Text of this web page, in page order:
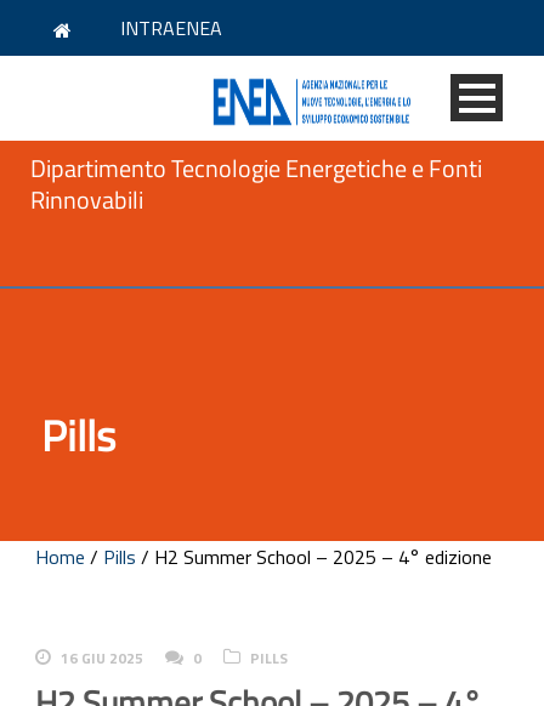
INTRAENEA
Dipartimento Tecnologie Energetiche e Fonti
Rinnovabili
Pills
Home / Pills / H2 Summer School – 2025 – 4° edizione
16 GIU 2025 0 PILLS